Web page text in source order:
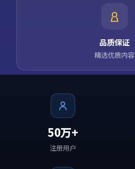
品质保证
精选优质内容
50万+
注册用户